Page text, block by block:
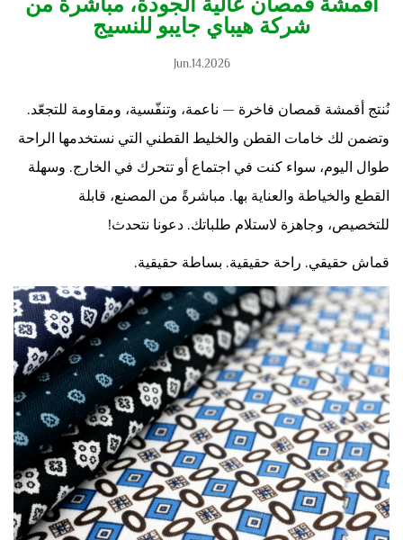
شركة هيباي جايبو للنسيج
Jun.14.2026
نُنتج أقمشة قمصان فاخرة — ناعمة، وتنفّسية، ومقاومة للتجعّد.
وتضمن لك خامات القطن والخليط القطني التي نستخدمها الراحة
طوال اليوم، سواء كنت في اجتماع أو تتحرك في الخارج. وسهلة
القطع والخياطة والعناية بها. مباشرةً من المصنع، قابلة
للتخصيص، وجاهزة لاستلام طلباتك. دعونا نتحدث!
قماش حقيقي. راحة حقيقية. بساطة حقيقية.